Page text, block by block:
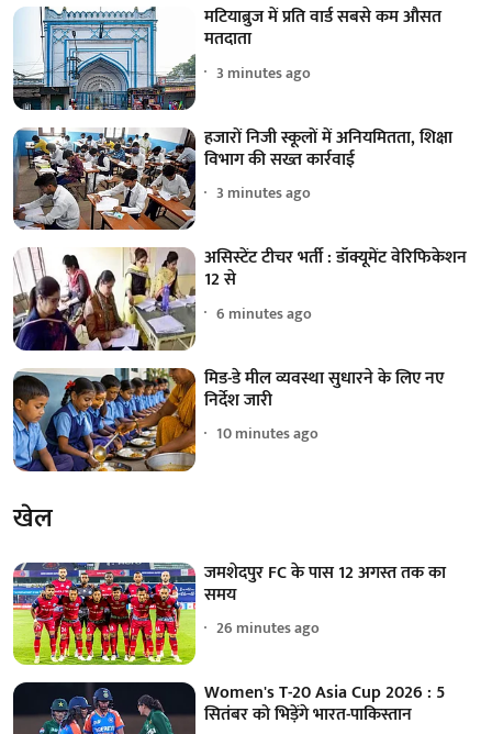
मटियाब्रुज में प्रति वार्ड सबसे कम औसत
मतदाता
3 minutes ago
हजारों निजी स्कूलों में अनियमितता, शिक्षा
विभाग की सख्त कार्रवाई
3 minutes ago
असिस्टेंट टीचर भर्ती : डॉक्यूमेंट वेरिफिकेशन
12 से
6 minutes ago
मिड-डे मील व्यवस्था सुधारने के लिए नए
निर्देश जारी
10 minutes ago
खेल
जमशेदपुर FC के पास 12 अगस्त तक का
समय
26 minutes ago
Women's T-20 Asia Cup 2026 : 5
सितंबर को भिड़ेंगे भारत-पाकिस्तान